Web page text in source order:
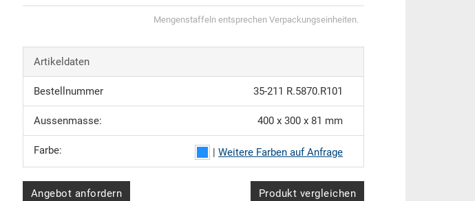
Mengenstaffeln entsprechen Verpackungseinheiten.
Artikeldaten
Bestellnummer 35-211 R.5870.R101
Aussenmasse: 400 x 300 x 81 mm
Farbe: |Weitere Farben auf Anfrage
Angebot anfordern Produkt vergleichen